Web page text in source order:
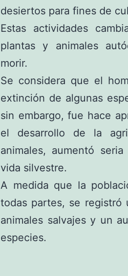
desiertos para fines de
Estas actividades
plantas y animales
morir.
Se considera que el
extinción de algunas
sin embargo, fue hace
el desarrollo de la
animales, aumentó
vida silvestre.
A medida que la
todas partes, se registró
animales salvajes y un
especies.